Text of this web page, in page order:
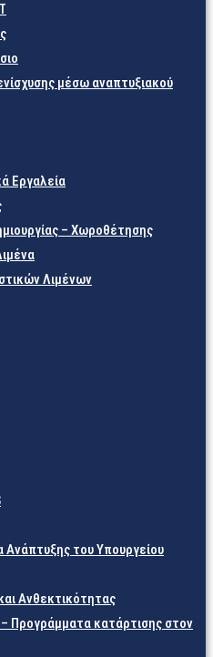
μέσω αναπτυξιακού
Εργαλεία
– Χωροθέτησης
Λιμένων
του Υπουργείου
Ανθεκτικότητας
Προγράμματα κατάρτισης στον